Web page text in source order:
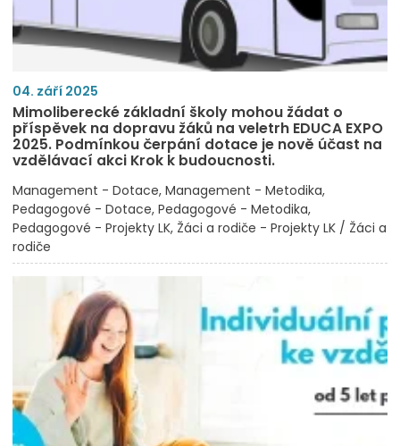
04. září 2025
Mimoliberecké základní školy mohou žádat o
příspěvek na dopravu žáků na veletrh EDUCA EXPO
2025. Podmínkou čerpání dotace je nově účast na
vzdělávací akci Krok k budoucnosti.
Management - Dotace Management - Metodika
Pedagogové - Dotace Pedagogové - Metodika
Pedagogové - Projekty LK Žáci a rodiče - Projekty LK / Žáci a
rodiče